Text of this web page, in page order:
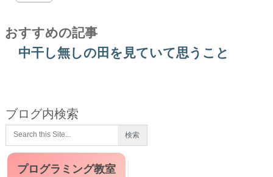
おすすめの記事
中干し無しの田を見ていて思うこと
ブログ内検索
プログラミング教室